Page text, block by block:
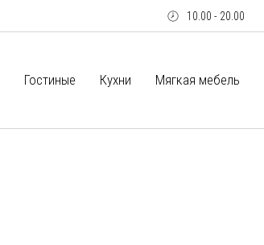
10.00 - 20.00
Гостиные Кухни Мягкая мебель